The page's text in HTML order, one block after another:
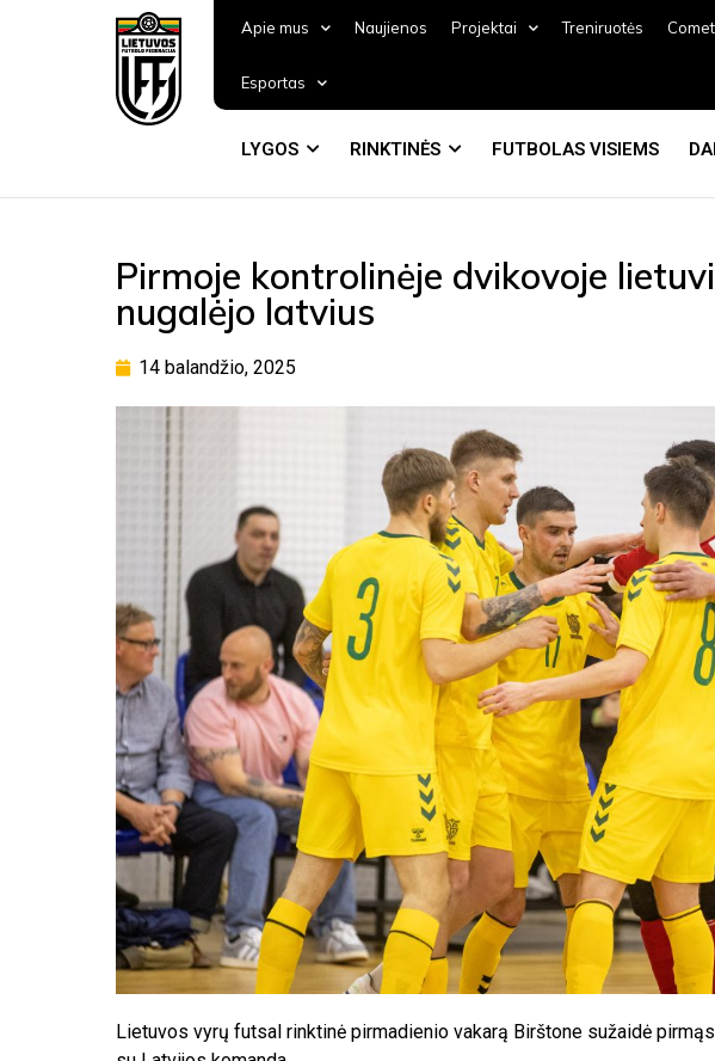
Apie mus Naujienos Projektai Treniruotės Comet
Esportas
LYGOS RINKTINĖS FUTBOLAS VISIEMS
Pirmoje kontrolinėje dvikovoje
nugalėjo latvius
14 balandžio, 2025
Lietuvos vyrų futsal rinktinė pirmadienio vakarą Birštone sužaidė